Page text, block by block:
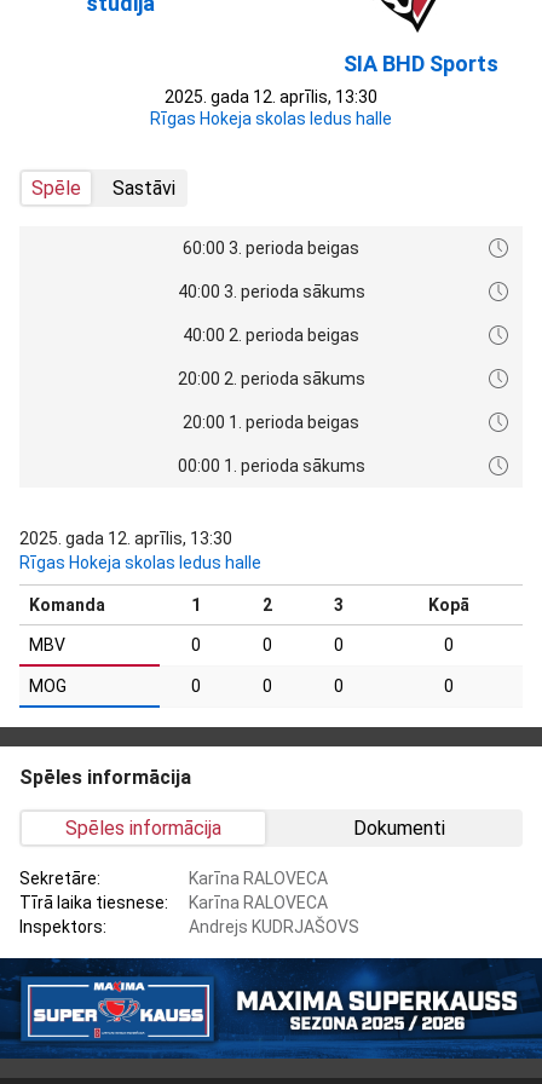
SIA BHD Sports
2025. gada 12. aprīlis, 13:30
Rīgas Hokeja skolas ledus halle
Spēle Sastāvi
60:00 3. perioda beigas
40:00 3. perioda sākums
40:00 2. perioda beigas
20:00 2. perioda sākums
20:00 1. perioda beigas
00:00 1. perioda sākums
2025. gada 12. aprīlis, 13:30
Rīgas Hokeja skolas ledus halle
Komanda 1 2 3 Kopā
MBV 0 0 0 0
MOG 0 0 0 0
Spēles informācija
Spēles informācija Dokumenti
Sekretāre:
Karīna RALOVECA
Tīrā laika tiesnese:
Karīna RALOVECA
Inspektors:
Andrejs KUDRJAŠOVS